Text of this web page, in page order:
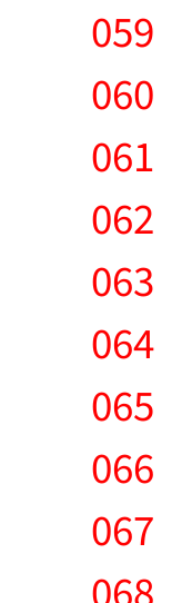
059
060
061
062
063
064
065
066
067